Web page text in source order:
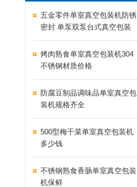
五金零件单室真空包装机防锈
密封 单泵双泵台式真空包装
机怎么选
烤肉熟食单室真空包装机304
不锈钢材质价格
防腐豆制品调味品单室真空包
装机规格齐全
500型梅干菜单室真空包装机
多少钱
不锈钢熟食香肠单室真空包装
机保鲜